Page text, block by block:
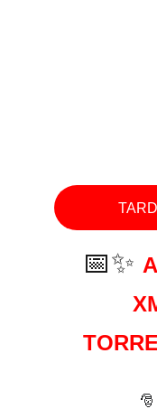
📅✨
🎅